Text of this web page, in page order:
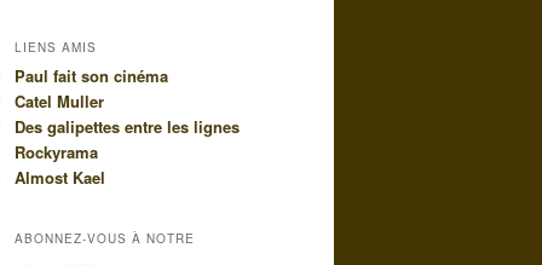
LIENS AMIS
Paul fait son cinéma
Catel Muller
Des galipettes entre les lignes
Rockyrama
Almost Kael
ABONNEZ-VOUS À NOTRE